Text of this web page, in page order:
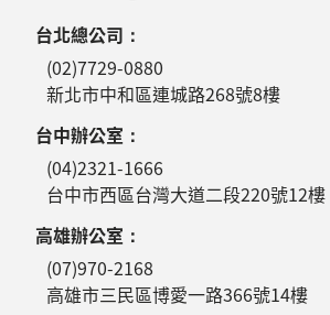
台北總公司：
(02)7729-0880
新北市中和區連城路268號8樓
台中辦公室：
(04)2321-1666
台中市西區台灣大道二段220號12樓
高雄辦公室：
(07)970-2168
高雄市三民區博愛一路366號14樓